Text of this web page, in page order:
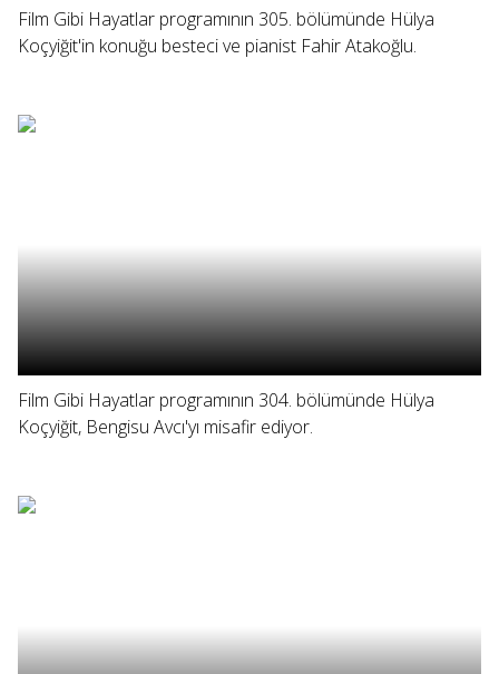
Film Gibi Hayatlar programının 305. bölümünde Hülya
Koçyiğit'in konuğu besteci ve pianist Fahir Atakoğlu.
Film Gibi Hayatlar programının 304. bölümünde Hülya
Koçyiğit, Bengisu Avcı'yı misafir ediyor.